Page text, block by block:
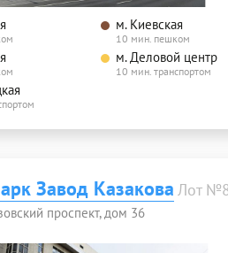
м. Киевская
10 мин. пешком
м. Деловой центр
10 мин. транспортом
Завод Казакова Лот
проспект, дом 36